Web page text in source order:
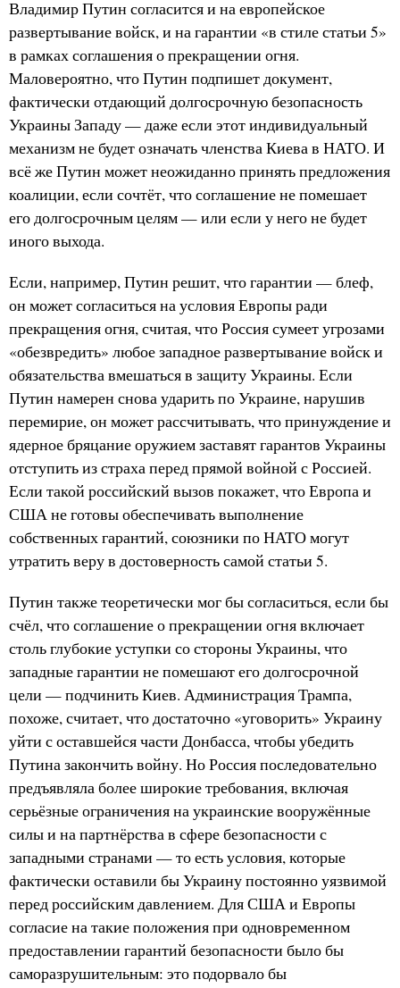
Владимир Путин согласится и на европейское
развертывание войск, и на гарантии «в стиле статьи 5»
в рамках соглашения о прекращении огня.
Маловероятно, что Путин подпишет документ,
фактически отдающий долгосрочную безопасность
Украины Западу — даже если этот индивидуальный
механизм не будет означать членства Киева в НАТО. И
всё же Путин может неожиданно принять предложения
коалиции, если сочтёт, что соглашение не помешает
его долгосрочным целям — или если у него не будет
иного выхода.
Если, например, Путин решит, что гарантии — блеф,
он может согласиться на условия Европы ради
прекращения огня, считая, что Россия сумеет угрозами
«обезвредить» любое западное развертывание войск и
обязательства вмешаться в защиту Украины. Если
Путин намерен снова ударить по Украине, нарушив
перемирие, он может рассчитывать, что принуждение и
ядерное бряцание оружием заставят гарантов Украины
отступить из страха перед прямой войной с Россией.
Если такой российский вызов покажет, что Европа и
США не готовы обеспечивать выполнение
собственных гарантий, союзники по НАТО могут
утратить веру в достоверность самой статьи 5.
Путин также теоретически мог бы согласиться, если бы
счёл, что соглашение о прекращении огня включает
столь глубокие уступки со стороны Украины, что
западные гарантии не помешают его долгосрочной
цели — подчинить Киев. Администрация Трампа,
похоже, считает, что достаточно «уговорить» Украину
уйти с оставшейся части Донбасса, чтобы убедить
Путина закончить войну. Но Россия последовательно
предъявляла более широкие требования, включая
серьёзные ограничения на украинские вооружённые
силы и на партнёрства в сфере безопасности с
западными странами — то есть условия, которые
фактически оставили бы Украину постоянно уязвимой
перед российским давлением. Для США и Европы
согласие на такие положения при одновременном
предоставлении гарантий безопасности было бы
саморазрушительным: это подорвало бы